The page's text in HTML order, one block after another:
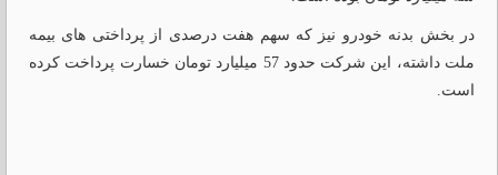
در بخش بدنه خودرو نیز که سهم هفت درصدی از پرداختی های بیمه
ملت داشته، این شرکت حدود 57 میلیارد تومان خسارت پرداخت کرده
است.